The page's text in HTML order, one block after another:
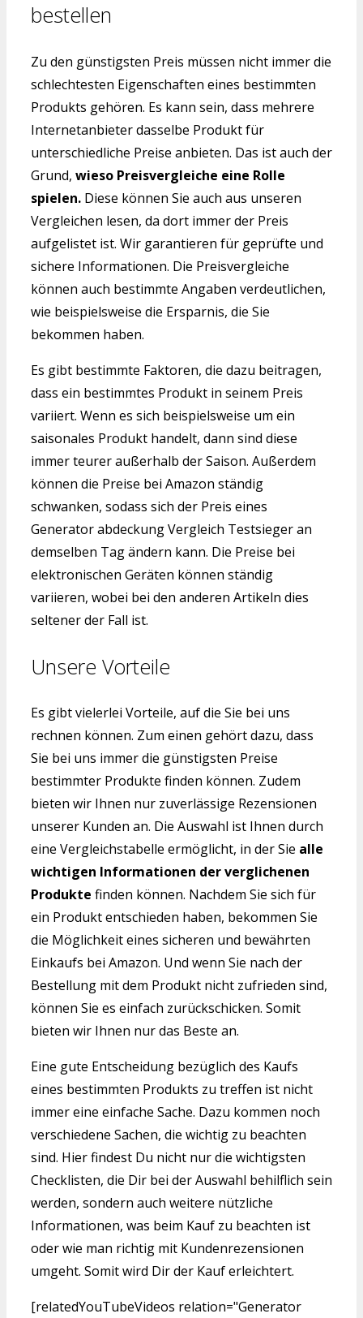
bestellen
Zu den günstigsten Preis müssen nicht immer die
schlechtesten Eigenschaften eines bestimmten
Produkts gehören. Es kann sein, dass mehrere
Internetanbieter dasselbe Produkt für
unterschiedliche Preise anbieten. Das ist auch der
Grund, wieso Preisvergleiche eine Rolle
spielen. Diese können Sie auch aus unseren
Vergleichen lesen, da dort immer der Preis
aufgelistet ist. Wir garantieren für geprüfte und
sichere Informationen. Die Preisvergleiche
können auch bestimmte Angaben verdeutlichen,
wie beispielsweise die Ersparnis, die Sie
bekommen haben.
Es gibt bestimmte Faktoren, die dazu beitragen,
dass ein bestimmtes Produkt in seinem Preis
variiert. Wenn es sich beispielsweise um ein
saisonales Produkt handelt, dann sind diese
immer teurer außerhalb der Saison. Außerdem
können die Preise bei Amazon ständig
schwanken, sodass sich der Preis eines
Generator abdeckung Vergleich Testsieger an
demselben Tag ändern kann. Die Preise bei
elektronischen Geräten können ständig
variieren, wobei bei den anderen Artikeln dies
seltener der Fall ist.
Unsere Vorteile
Es gibt vielerlei Vorteile, auf die Sie bei uns
rechnen können. Zum einen gehört dazu, dass
Sie bei uns immer die günstigsten Preise
bestimmter Produkte finden können. Zudem
bieten wir Ihnen nur zuverlässige Rezensionen
unserer Kunden an. Die Auswahl ist Ihnen durch
eine Vergleichstabelle ermöglicht, in der Sie alle
wichtigen Informationen der verglichenen
Produkte finden können. Nachdem Sie sich für
ein Produkt entschieden haben, bekommen Sie
die Möglichkeit eines sicheren und bewährten
Einkaufs bei Amazon. Und wenn Sie nach der
Bestellung mit dem Produkt nicht zufrieden sind,
können Sie es einfach zurückschicken. Somit
bieten wir Ihnen nur das Beste an.
Eine gute Entscheidung bezüglich des Kaufs
eines bestimmten Produkts zu treffen ist nicht
immer eine einfache Sache. Dazu kommen noch
verschiedene Sachen, die wichtig zu beachten
sind. Hier findest Du nicht nur die wichtigsten
Checklisten, die Dir bei der Auswahl behilflich sein
werden, sondern auch weitere nützliche
Informationen, was beim Kauf zu beachten ist
oder wie man richtig mit Kundenrezensionen
umgeht. Somit wird Dir der Kauf erleichtert.
[relatedYouTubeVideos relation="Generator